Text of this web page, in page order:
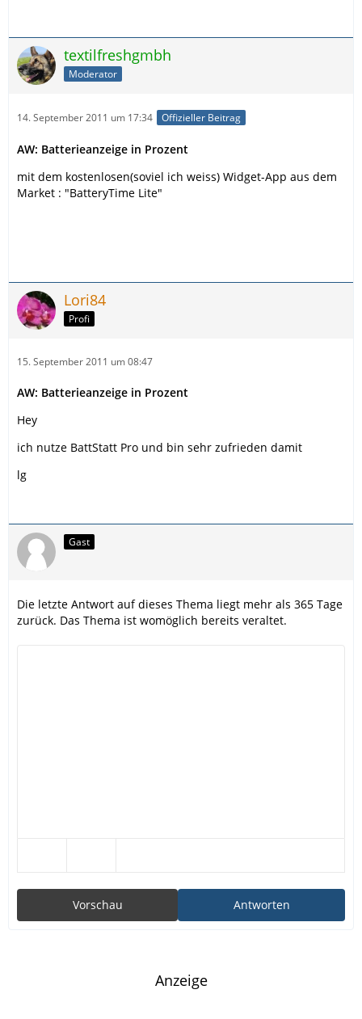
textilfreshgmbh
Moderator
14. September 2011 um 17:34 Offizieller Beitrag
AW: Batterieanzeige in Prozent
mit dem kostenlosen(soviel ich weiss) Widget-App aus dem
Market : "BatteryTime Lite"
Lori84
Profi
15. September 2011 um 08:47
AW: Batterieanzeige in Prozent
Hey
ich nutze BattStatt Pro und bin sehr zufrieden damit
lg
Gast
Die letzte Antwort auf dieses Thema liegt mehr als 365 Tage
zurück. Das Thema ist womöglich bereits veraltet.
Antworten
Vorschau
Anzeige